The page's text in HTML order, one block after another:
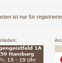
ist nur für